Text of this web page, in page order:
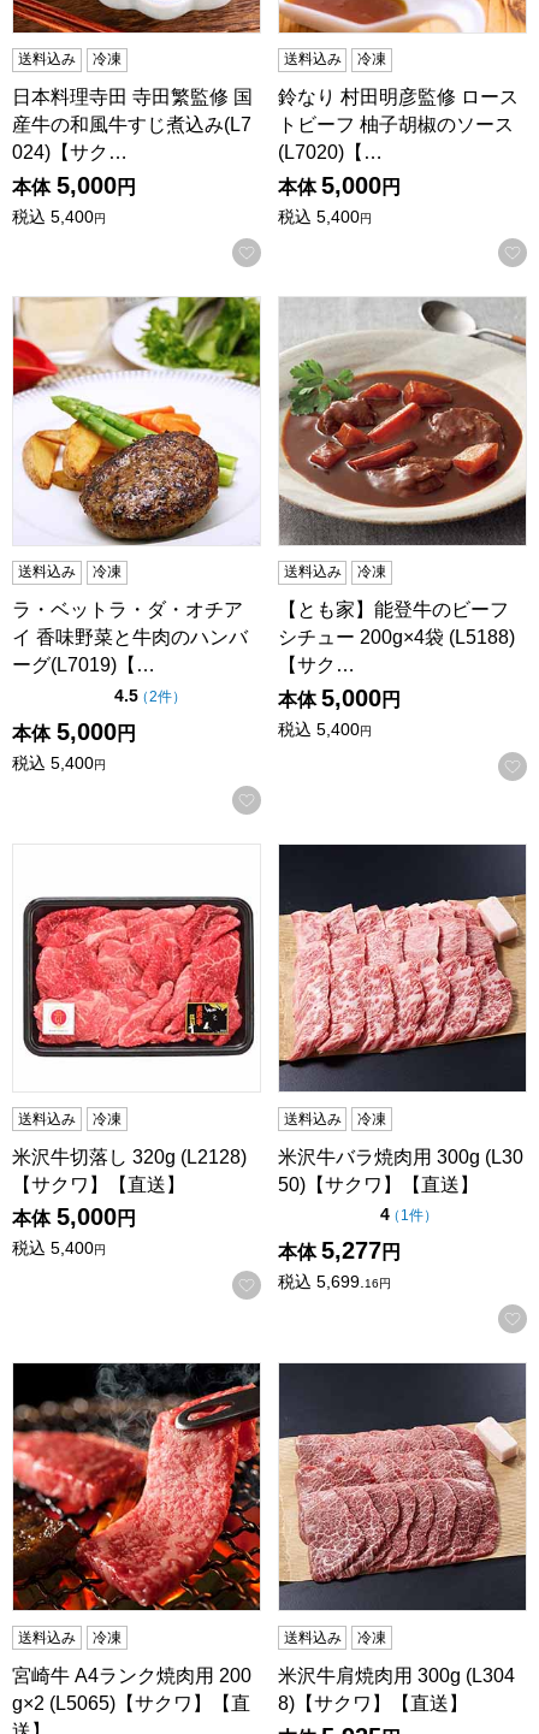
送料込み 冷凍
日本料理寺田 寺田繁監修 国
産牛の和風牛すじ煮込み(L7
024)【サク…
本体 5,000円
税込 5,400円
お気に入りに登録する
送料込み 冷凍
鈴なり 村田明彦監修 ロース
トビーフ 柚子胡椒のソース
(L7020)【…
本体 5,000円
税込 5,400円
ラ・ベットラ・ダ・オチアイ 香味野菜と牛肉のハンバーグ
送料込み 冷凍
ラ・ベットラ・ダ・オチア
イ 香味野菜と牛肉のハンバ
ーグ(L7019)【…
4.5点（5点満点中）
（2件の評価
）
本体 5,000円
税込 5,400円
お気に入りに登録する
【とも家】能登牛のビーフ
送料込み 冷凍
【とも家】能登牛のビーフ
シチュー 200g×4袋 (L5188)
【サク…
本体 5,000円
税込 5,400円
送料込み 冷凍
米沢牛切落し 320g (L2128)
【サクワ】【直送】
本体 5,000円
税込 5,400円
お気に入りに登録する
送料込み 冷凍
米沢牛バラ焼肉用 300g (L30
50)【サクワ】【直送】
4点（5点満点中）
（ 1件の評価
）
本体 5,277円
税込 5,699.16円
宮崎牛 A4ランク焼肉用 200g×2 (L5065)【サクワ】【直送】
送料込み 冷凍
宮崎牛 A4ランク焼肉用 200
g×2 (L5065)【サクワ】【直
送料込み 冷凍
米沢牛肩焼肉用 300g (L304
8)【サクワ】【直送】